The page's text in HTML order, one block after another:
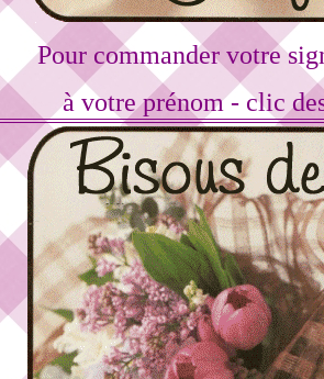
Pour commander votre
à votre prénom - clic